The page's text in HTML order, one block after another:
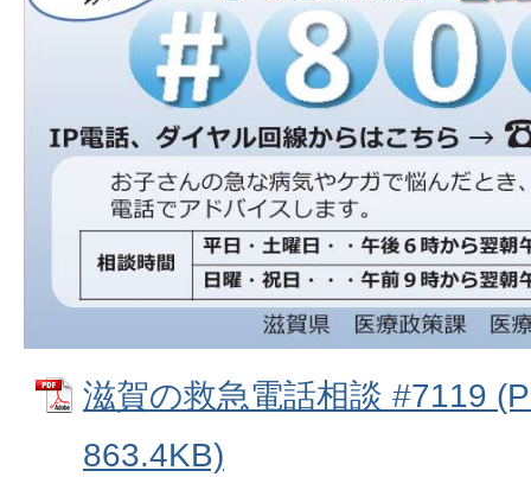
滋賀の救急電話相談 #7119
863.4KB)